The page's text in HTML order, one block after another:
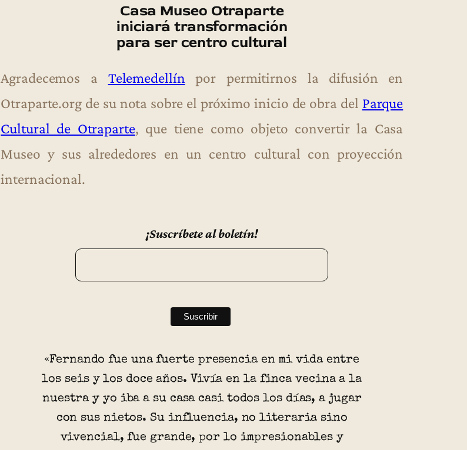
Casa Museo Otraparte
iniciará transformación
para ser centro cultural
Agradecemos a Telemedellín por permitirnos la difusión en
Otraparte.org de su nota sobre el próximo inicio de obra del Parque
Cultural de Otraparte, que tiene como objeto convertir la Casa
Museo y sus alrededores en un centro cultural con proyección
internacional.
¡Suscríbete al boletín!
«Fernando fue una fuerte presencia en mi vida entre
los seis y los doce años. Vivía en la finca vecina a la
nuestra y yo iba a su casa casi todos los días, a jugar
con sus nietos. Su influencia, no literaria sino
vivencial, fue grande, por lo impresionables y